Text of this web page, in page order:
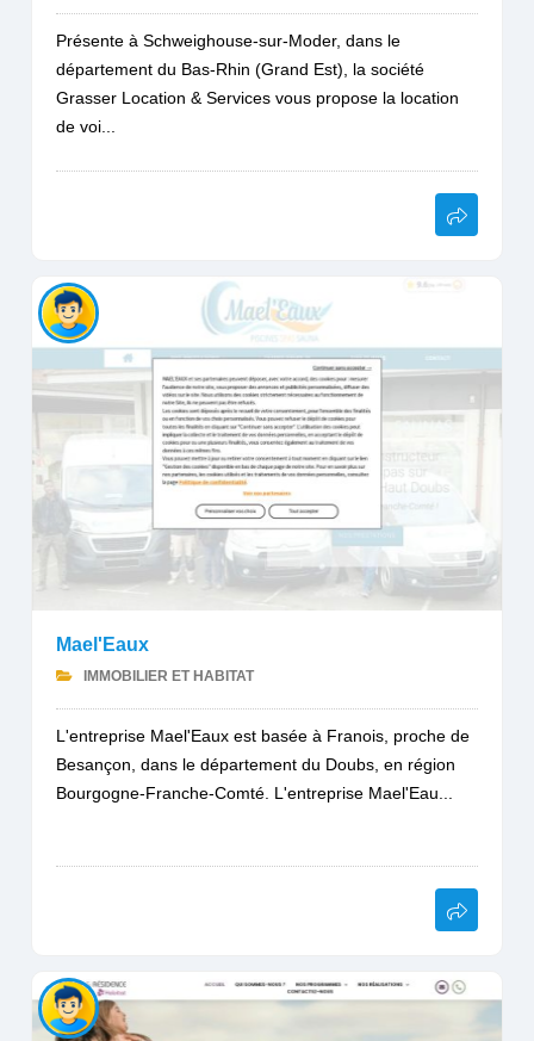
Présente à Schweighouse-sur-Moder, dans le
département du Bas-Rhin (Grand Est), la société
Grasser Location & Services vous propose la location
de voi...
Mael'Eaux
IMMOBILIER ET HABITAT
L'entreprise Mael'Eaux est basée à Franois, proche de
Besançon, dans le département du Doubs, en région
Bourgogne-Franche-Comté. L'entreprise Mael'Eau...